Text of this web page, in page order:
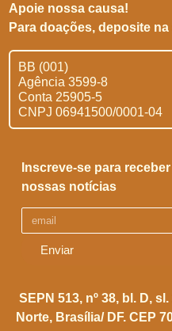
Apoie nossa causa!
Para doações, deposite
BB (001)
Agência 3599-8
Conta 25905-5
CNPJ 06941500/0001-04
Enviar
Inscreve-se para receber
nossas notícias
SEPN 513, nº 38, bl. D, sl.
Norte, Brasília/ DF. CEP